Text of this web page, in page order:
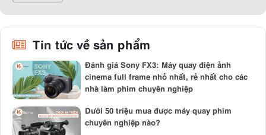
Menu trực quan, dễ thao tác.
Nhiều cổng kết nối (HDMI, USB, mic, tai nghe), hỗ trợ Wi-Fi,
Bluetooth.
Một số model cao cấp (FX3) tích hợpquạt tản nhiệt
lo quá nhiệt.
3. Ưu và Nhược điểm của máy quay Sony
Tin tức về sản phẩm
Đánh giá Sony FX3: Máy quay điện ảnh
cinema full frame nhỏ nhất, rẻ nhất cho các
nhà làm phim chuyên nghiệp
Dưới 50 triệu mua được máy quay phim
chuyên nghiệp nào?